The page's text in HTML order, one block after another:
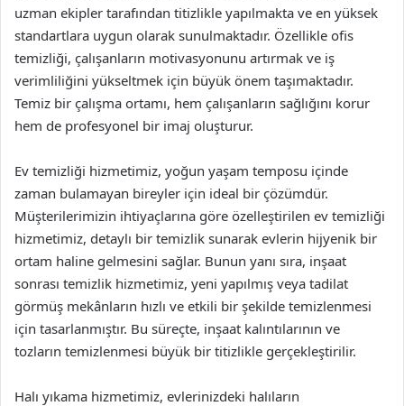
uzman ekipler tarafından titizlikle yapılmakta ve en yüksek
standartlara uygun olarak sunulmaktadır. Özellikle ofis
temizliği, çalışanların motivasyonunu artırmak ve iş
verimliliğini yükseltmek için büyük önem taşımaktadır.
Temiz bir çalışma ortamı, hem çalışanların sağlığını korur
hem de profesyonel bir imaj oluşturur.
Ev temizliği hizmetimiz, yoğun yaşam temposu içinde
zaman bulamayan bireyler için ideal bir çözümdür.
Müşterilerimizin ihtiyaçlarına göre özelleştirilen ev temizliği
hizmetimiz, detaylı bir temizlik sunarak evlerin hijyenik bir
ortam haline gelmesini sağlar. Bunun yanı sıra, inşaat
sonrası temizlik hizmetimiz, yeni yapılmış veya tadilat
görmüş mekânların hızlı ve etkili bir şekilde temizlenmesi
için tasarlanmıştır. Bu süreçte, inşaat kalıntılarının ve
tozların temizlenmesi büyük bir titizlikle gerçekleştirilir.
Halı yıkama hizmetimiz, evlerinizdeki halıların